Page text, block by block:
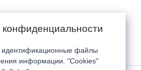
конфиденциальности
идентификационные файлы
информации. "Cookies"